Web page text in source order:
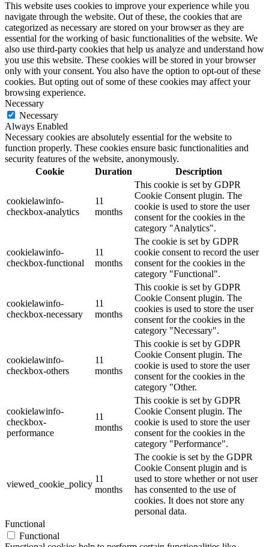
This website uses cookies to improve your experience while you
navigate through the website. Out of these, the cookies that are
categorized as necessary are stored on your browser as they are
essential for the working of basic functionalities of the website. We
also use third-party cookies that help us analyze and understand how
you use this website. These cookies will be stored in your browser
only with your consent. You also have the option to opt-out of these
cookies. But opting out of some of these cookies may affect your
browsing experience.
Necessary
Necessary
Always Enabled
Necessary cookies are absolutely essential for the website to
function properly. These cookies ensure basic functionalities and
security features of the website, anonymously.
Cookie
Duration Description
cookielawinfo-
checkbox-analytics
11
months
This cookie is set by GDPR
Cookie Consent plugin. The
cookie is used to store the user
consent for the cookies in the
category "Analytics".
cookielawinfo-
checkbox-functional
11
months
The cookie is set by GDPR
cookie consent to record the user
consent for the cookies in the
category "Functional".
cookielawinfo-
checkbox-necessary
11
months
This cookie is set by GDPR
Cookie Consent plugin. The
cookies is used to store the user
consent for the cookies in the
category "Necessary".
cookielawinfo-
checkbox-others
11
months
This cookie is set by GDPR
Cookie Consent plugin. The
cookie is used to store the user
consent for the cookies in the
category "Other.
cookielawinfo-
checkbox-
performance
11
months
This cookie is set by GDPR
Cookie Consent plugin. The
cookie is used to store the user
consent for the cookies in the
category "Performance".
viewed_cookie_policy
11
months
The cookie is set by the GDPR
Cookie Consent plugin and is
used to store whether or not user
has consented to the use of
cookies. It does not store any
personal data.
Functional
Functional